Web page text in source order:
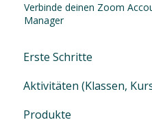
Verbinde deinen Zoom
Manager
Erste Schritte
Erste Schritte in
Navigation im
Aktivitäten (Klassen,
Einführung zu den
Produkte